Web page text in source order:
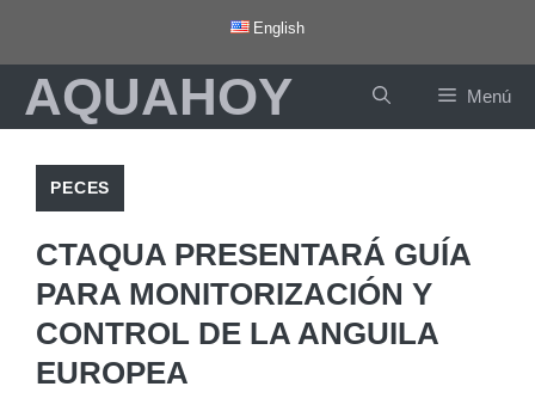
contenido
English
AQUAHOY Menú
PECES
CTAQUA PRESENTARÁ GUÍA
PARA MONITORIZACIÓN Y
CONTROL DE LA ANGUILA
EUROPEA